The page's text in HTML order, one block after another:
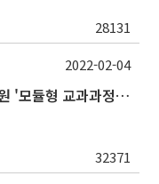
28131
SNU Inno-Edu 프로젝트 보건대학원 '모듈형 교과과정' 안내(revised 2022/2/28)
32371
2022-02-04